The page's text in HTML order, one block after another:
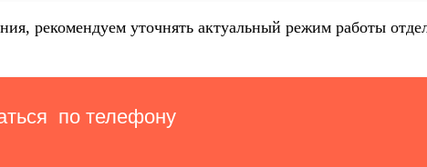
рекомендуем уточнять актуальный режим работы